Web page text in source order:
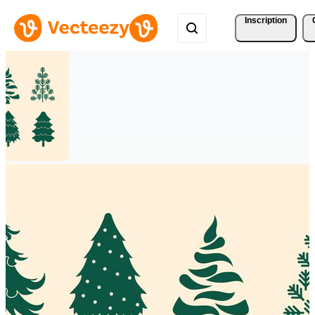
Inscription